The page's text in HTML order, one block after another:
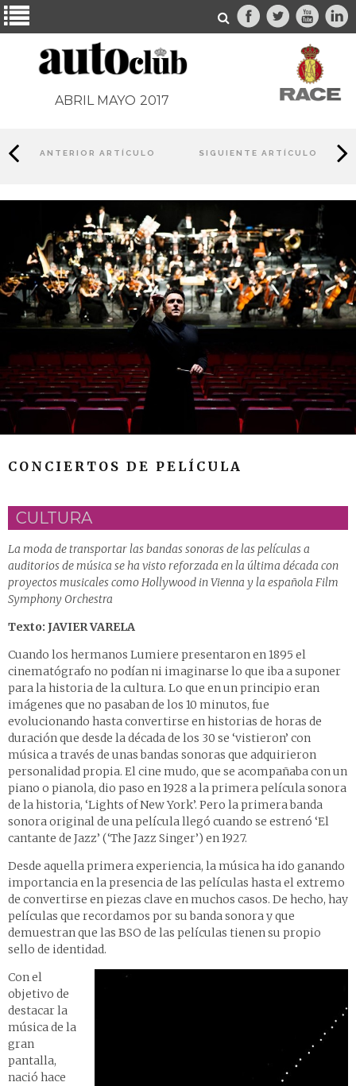
ABRIL MAYO 2017
ANTERIOR ARTÍCULO SIGUIENTE ARTÍCULO
CONCIERTOS DE PELÍCULA
CULTURA
La moda de transportar las bandas sonoras de las películas a
auditorios de música se ha visto reforzada en la última década con
proyectos musicales como Hollywood in Vienna y la española Film
Symphony Orchestra
Texto: JAVIER VARELA
Cuando los hermanos Lumiere presentaron en 1895 el
cinematógrafo no podían ni imaginarse lo que iba a suponer
para la historia de la cultura. Lo que en un principio eran
imágenes que no pasaban de los 10 minutos, fue
evolucionando hasta convertirse en historias de horas de
duración que desde la década de los 30 se ‘vistieron’ con
música a través de unas bandas sonoras que adquirieron
personalidad propia. El cine mudo, que se acompañaba con un
piano o pianola, dio paso en 1928 a la primera película sonora
de la historia, ‘Lights of New York’. Pero la primera banda
sonora original de una película llegó cuando se estrenó ‘El
cantante de Jazz’ (‘The Jazz Singer’) en 1927.
Desde aquella primera experiencia, la música ha ido ganando
importancia en la presencia de las películas hasta el extremo
de convertirse en piezas clave en muchos casos. De hecho, hay
películas que recordamos por su banda sonora y que
demuestran que las BSO de las películas tienen su propio
sello de identidad.
Con el
objetivo de
destacar la
música de la
gran
pantalla,
nació hace